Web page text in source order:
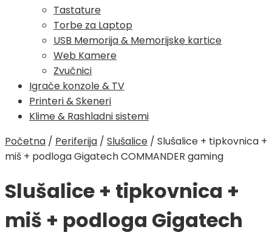
Tastature
Torbe za Laptop
USB Memorija & Memorijske kartice
Web Kamere
Zvučnici
Igraće konzole & TV
Printeri & Skeneri
Klime & Rashladni sistemi
Početna / Periferija / Slušalice / Slušalice + tipkovnica +
miš + podloga Gigatech COMMANDER gaming
Slušalice + tipkovnica +
miš + podloga Gigatech